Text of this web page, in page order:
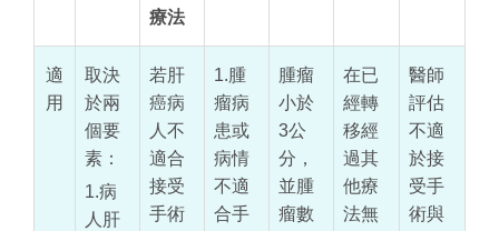
療法
適
用
取決
於兩
個要
素：
1.病
人肝
若肝
癌病
人不
適合
接受
手術
1.腫
瘤病
患或
病情
不適
合手
腫瘤
小於
3公
分，
並腫
瘤數
在已
經轉
移經
過其
他療
法無
醫師
評估
不適
於接
受手
術與